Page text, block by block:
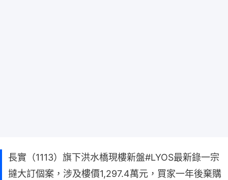
長實（1113）旗下洪水橋現樓新盤#LYOS最新錄一宗
撻大訂個案，涉及樓價1,297.4萬元，買家一年後棄購